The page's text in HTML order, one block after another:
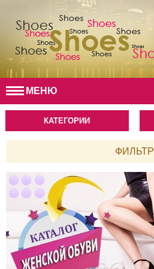
МЕНЮ
КАТЕГОРИИ
ФИЛЬТР